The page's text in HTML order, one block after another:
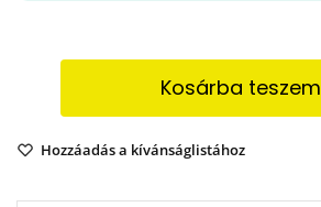
Kosárba teszem
Hozzáadás a kívánságlistához